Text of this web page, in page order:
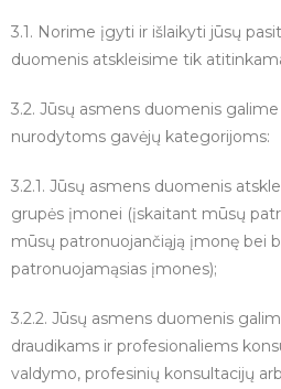
3.1. Norime įgyti ir išlaikyti jūsų
duomenis atskleisime tik
3.2. Jūsų asmens duomenis
nurodytoms gavėjų kategorijoms:
3.2.1. Jūsų asmens duomenis
grupės įmonei (įskaitant mūsų
mūsų patronuojančiąją įmonę bei
patronuojamąsias įmones);
3.2.2. Jūsų asmens duomenis
draudikams ir profesionaliems
valdymo, profesinių konsultacijų